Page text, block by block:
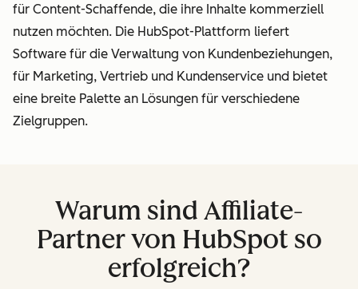
für Content-Schaffende, die ihre Inhalte kommerziell
nutzen möchten. Die HubSpot-Plattform liefert
Software für die Verwaltung von Kundenbeziehungen,
für Marketing, Vertrieb und Kundenservice und bietet
eine breite Palette an Lösungen für verschiedene
Zielgruppen.
Warum sind Affiliate-
Partner von HubSpot so
erfolgreich?